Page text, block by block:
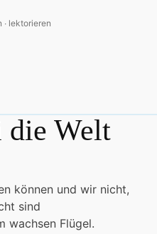
∙ lektorieren
die Welt
können und wir nicht,
sind
wachsen Flügel.